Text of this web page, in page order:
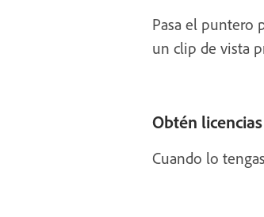
Pasa el puntero
un clip de vista
Obtén
Cuando lo